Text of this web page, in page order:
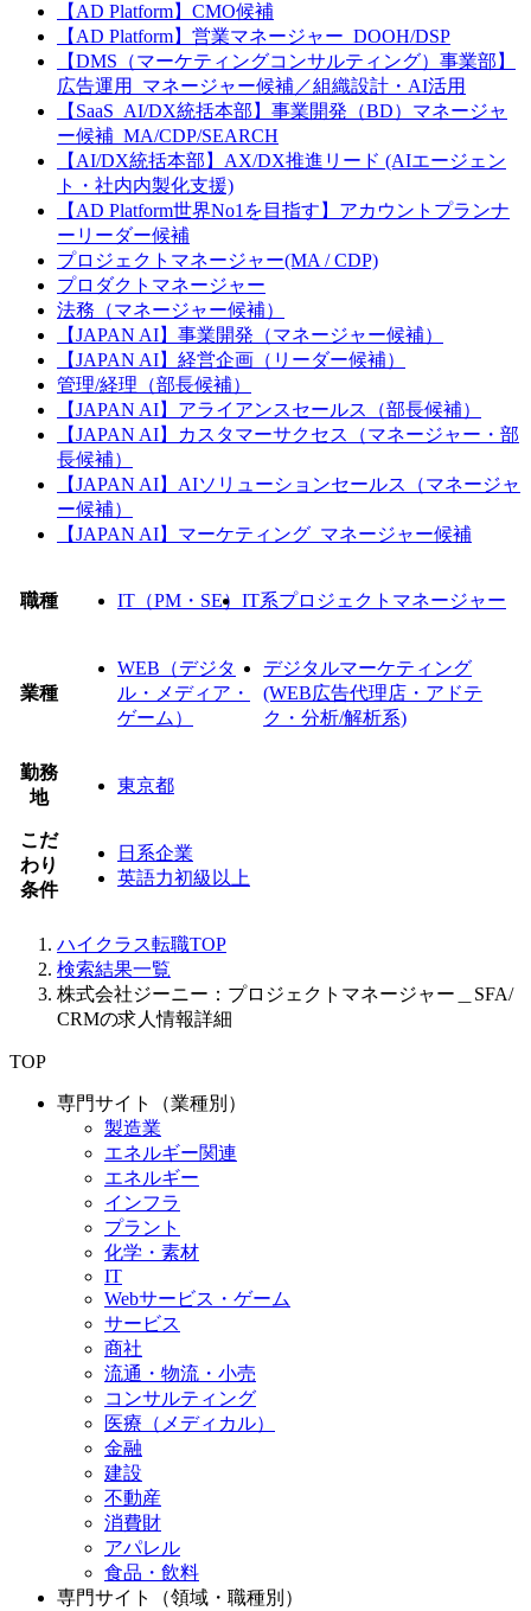
【AD Platform】CMO候補
【AD Platform】営業マネージャー_DOOH/DSP
【DMS（マーケティングコンサルティング）事業部】
広告運用_マネージャー候補／組織設計・AI活用
【SaaS_AI/DX統括本部】事業開発（BD）マネージャ
ー候補_MA/CDP/SEARCH
【AI/DX統括本部】AX/DX推進リード (AIエージェン
ト・社内内製化支援)
【AD Platform世界No1を目指す】アカウントプランナ
ーリーダー候補
プロジェクトマネージャー(MA / CDP)
プロダクトマネージャー
法務（マネージャー候補）
【JAPAN AI】事業開発（マネージャー候補）
【JAPAN AI】経営企画（リーダー候補）
管理/経理（部長候補）
【JAPAN AI】アライアンスセールス（部長候補）
【JAPAN AI】カスタマーサクセス（マネージャー・部
長候補）
【JAPAN AI】AIソリューションセールス（マネージャ
ー候補）
【JAPAN AI】マーケティング_マネージャー候補
職種 IT（PM・SE） IT系プロジェクトマネージャー
業種
WEB（デジタ
ル・メディア・
ゲーム）
デジタルマーケティング
(WEB広告代理店・アドテ
ク・分析/解析系)
勤務
地
東京都
こだ
わり
条件
日系企業
英語力初級以上
ハイクラス転職TOP
検索結果一覧
株式会社ジーニー：プロジェクトマネージャー＿SFA/
CRMの求人情報詳細
TOP
専門サイト（業種別）
製造業
エネルギー関連
エネルギー
インフラ
プラント
化学・素材
IT
Webサービス・ゲーム
サービス
商社
流通・物流・小売
コンサルティング
医療（メディカル）
金融
建設
不動産
消費財
アパレル
食品・飲料
専門サイト（領域・職種別）